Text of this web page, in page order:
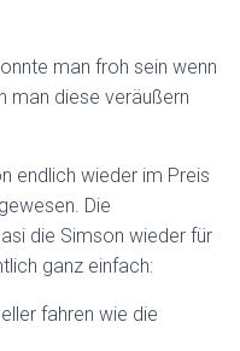
man froh sein wenn
man diese veräußern
endlich wieder im Preis
Die
die Simson wieder für
ganz einfach:
fahren wie die